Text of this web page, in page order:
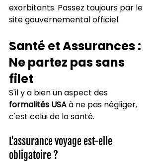
exorbitants. Passez toujours par le
site gouvernemental officiel.
Santé et Assurances :
Ne partez pas sans
filet
S'il y a bien un aspect des
formalités USA à ne pas négliger,
c'est celui de la santé.
L'assurance voyage est-elle
obligatoire ?